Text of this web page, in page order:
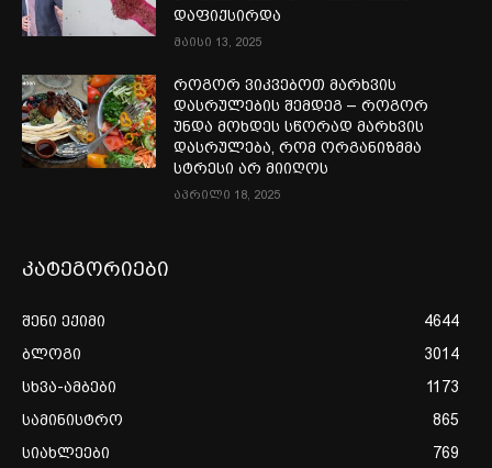
დაფიქსირდა
მაისი 13, 2025
როგორ ვიკვებოთ მარხვის
დასრულების შემდეგ – როგორ
უნდა მოხდეს სწორად მარხვის
დასრულება, რომ ორგანიზმმა
სტრესი არ მიიღოს
აპრილი 18, 2025
კატეგორიები
შენი ექიმი
4644
ბლოგი
3014
სხვა-ამბები
1173
სამინისტრო
865
სიახლეები
769